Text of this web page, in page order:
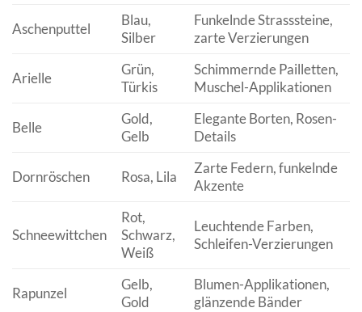
Aschenputtel
Blau,
Silber
Funkelnde Strasssteine,
zarte Verzierungen
Arielle
Grün,
Türkis
Schimmernde Pailletten,
Muschel-Applikationen
Belle
Gold,
Gelb
Elegante Borten, Rosen-
Details
Dornröschen Rosa, Lila
Zarte Federn, funkelnde
Akzente
Schneewittchen
Rot,
Schwarz,
Weiß
Leuchtende Farben,
Schleifen-Verzierungen
Rapunzel
Gelb,
Gold
Blumen-Applikationen,
glänzende Bänder